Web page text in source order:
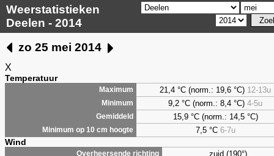
Weerstatistieken
Deelen - 2014
zo 25 mei 2014
X
Temperatuur
Maximum 21,4 °C (norm.: 19,6 °C) 12-13u
Minimum 9,2 °C (norm.: 8,4 °C) 4-5u
Gemiddeld 15,9 °C (norm.: 14,5 °C)
Minimum op 10 cm hoogte 7,5°C 6-7u
Wind
Overheersende richting zuid (190°)